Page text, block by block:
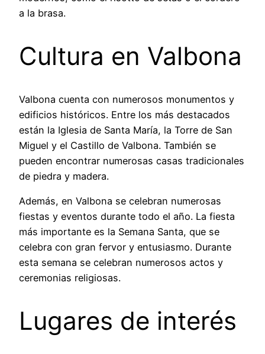
a la brasa.
Cultura en Valbona
Valbona cuenta con numerosos monumentos y
edificios históricos. Entre los más destacados
están la Iglesia de Santa María, la Torre de San
Miguel y el Castillo de Valbona. También se
pueden encontrar numerosas casas tradicionales
de piedra y madera.
Además, en Valbona se celebran numerosas
fiestas y eventos durante todo el año. La fiesta
más importante es la Semana Santa, que se
celebra con gran fervor y entusiasmo. Durante
esta semana se celebran numerosos actos y
ceremonias religiosas.
Lugares de interés